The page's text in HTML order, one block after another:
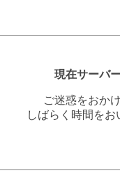
現在サーバ
ご迷惑をおか
しばらく時間を